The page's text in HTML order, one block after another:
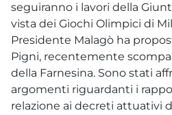
seguiranno i lavori della
vista dei Giochi Olimpici di
Presidente Malagò ha
Pigni, recentemente
della Farnesina. Sono stati
argomenti riguardanti i
relazione ai decreti attuativi